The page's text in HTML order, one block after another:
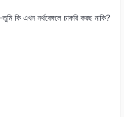
কি এখন নর্থবেঙ্গলে চাকরি করছ নাকি?